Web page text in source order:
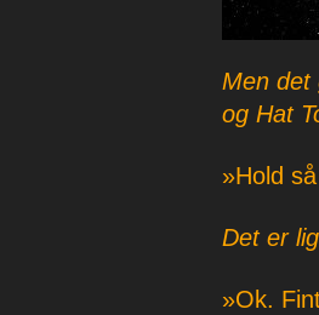
Men det
og Hat
»Hold
Det er
»Ok.